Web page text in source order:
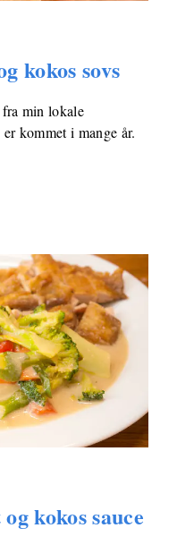
kokos sovs
min lokale
kommet i mange år.
kokos sauce